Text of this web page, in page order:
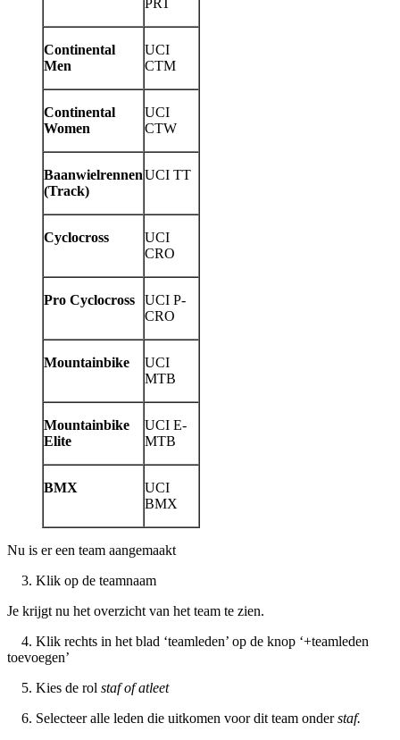
PRT
Continental
Men
UCI
CTM
Continental
Women
UCI
CTW
Baanwielrennen
(Track)
UCI TT
Cyclocross
UCI
CRO
Pro Cyclocross
UCI P-
CRO
Mountainbike
UCI
MTB
Mountainbike
Elite
UCI E-
MTB
BMX
UCI
BMX
Nu is er een team aangemaakt
3. Klik op de teamnaam
Je krijgt nu het overzicht van het team te zien.
4. Klik rechts in het blad ‘teamleden’ op de knop ‘+teamleden
toevoegen’
5. Kies de rol staf of atleet
6. Selecteer alle leden die uitkomen voor dit team onderstaf.